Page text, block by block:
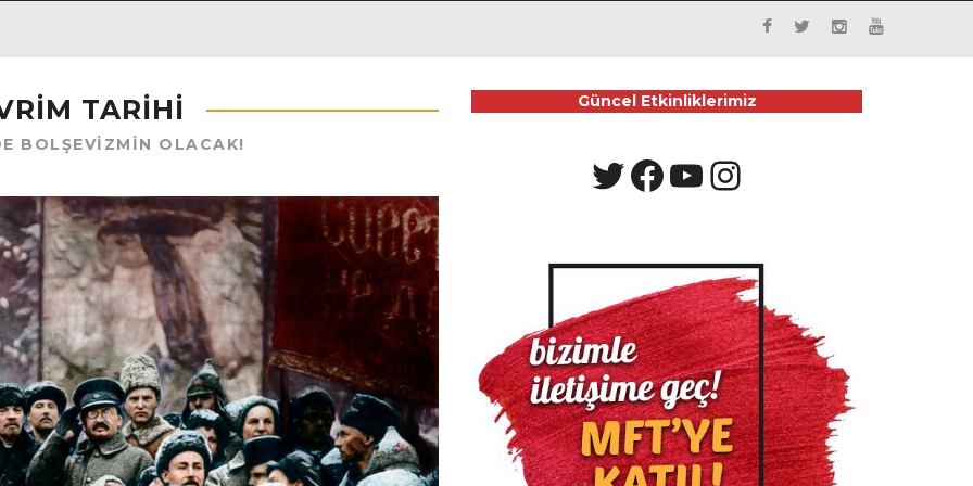
TARIHI
BOLŞEVIZMIN OLACAK!
Güncel Etkinliklerimiz
Twitter
Facebook
YouTube
Instagram